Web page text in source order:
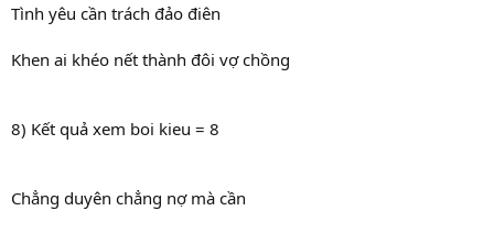
Tình yêu cần trách đảo điên
Khen ai khéo nết thành đôi vợ chồng
8) Kết quả xem boi kieu = 8
Chẳng duyên chẳng nợ mà cần